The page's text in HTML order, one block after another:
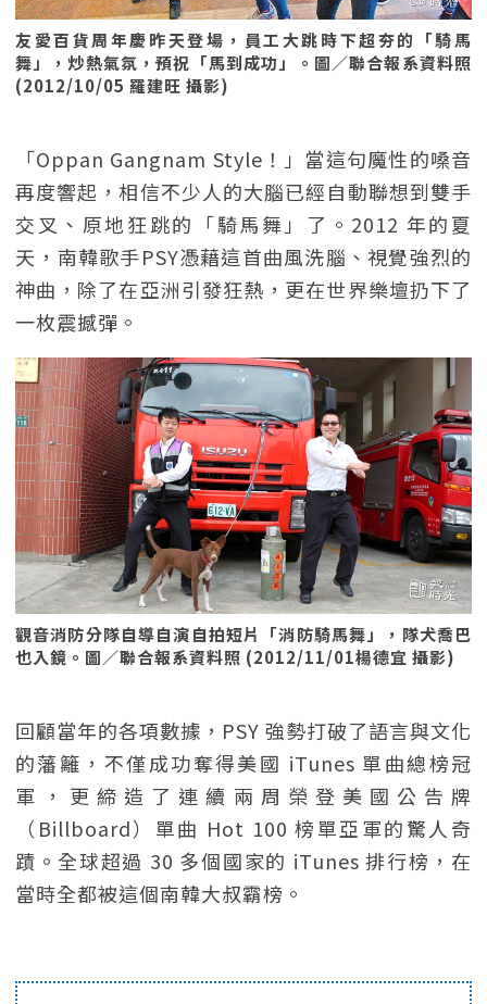
友愛百貨周年慶昨天登場，員工大跳時下超夯的「騎馬
舞」，炒熱氣氛，預祝「馬到成功」。圖／聯合報系資料照
(2012/10/05 羅建旺 攝影)
「Oppan Gangnam Style！」當這句魔性的嗓音
再度響起，相信不少人的大腦已經自動聯想到雙手
交叉、原地狂跳的「騎馬舞」了。2012 年的夏
天，南韓歌手PSY憑藉這首曲風洗腦、視覺強烈的
神曲，除了在亞洲引發狂熱，更在世界樂壇扔下了
一枚震撼彈。
觀音消防分隊自導自演自拍短片「消防騎馬舞」，隊犬喬巴
也入鏡。圖／聯合報系資料照 (2012/11/01楊德宜 攝影)
回顧當年的各項數據，PSY 強勢打破了語言與文化
的藩籬，不僅成功奪得美國 iTunes 單曲總榜冠
軍，更締造了連續兩周榮登美國公告牌
（Billboard）單曲 Hot 100 榜單亞軍的驚人奇
蹟。全球超過 30 多個國家的 iTunes 排行榜，在
當時全都被這個南韓大叔霸榜。